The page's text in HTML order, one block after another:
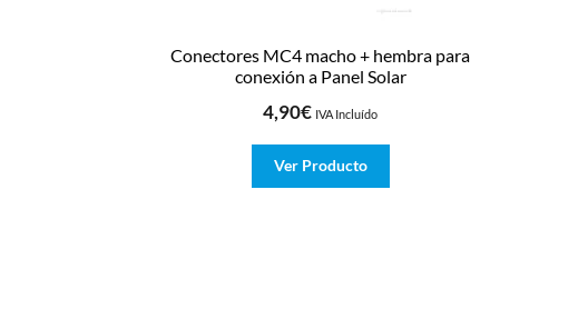
Conectores MC4 macho + hembra para
conexión a Panel Solar
4,90€ IVA Incluído
Ver Producto